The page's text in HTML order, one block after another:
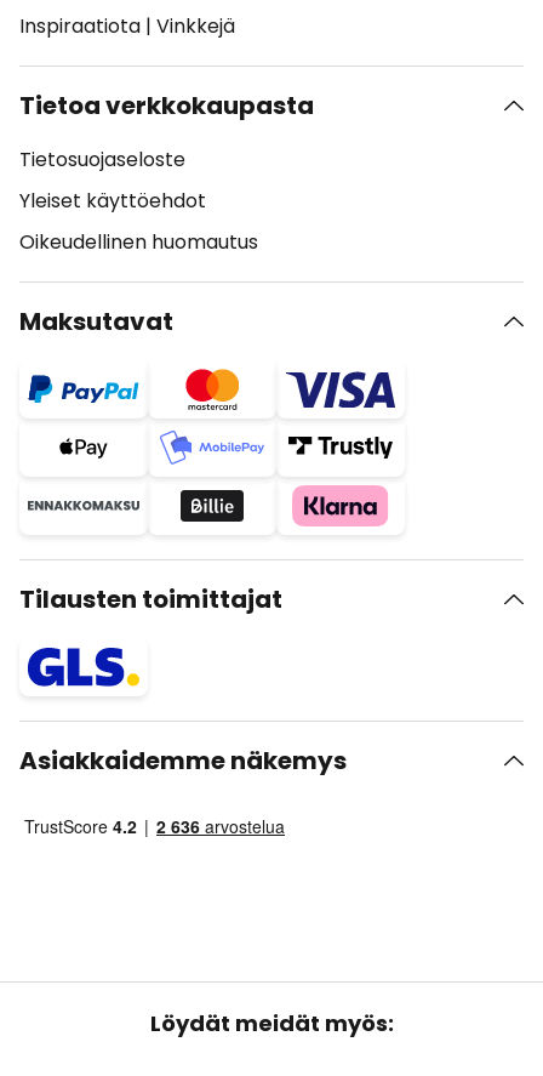
Inspiraatiota | Vinkkejä
Tietoa verkkokaupasta
Tietosuojaseloste
Yleiset käyttöehdot
Oikeudellinen huomautus
Maksutavat
Tilausten toimittajat
Asiakkaidemme näkemys
Löydät meidät myös: